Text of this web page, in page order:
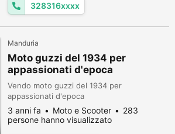
328316xxxx
Manduria
Moto guzzi del 1934 per
appassionati d'epoca
Vendo moto guzzi del 1934 per
appassionati d'epoca
3 anni fa Moto e Scooter
283
persone hanno visualizzato